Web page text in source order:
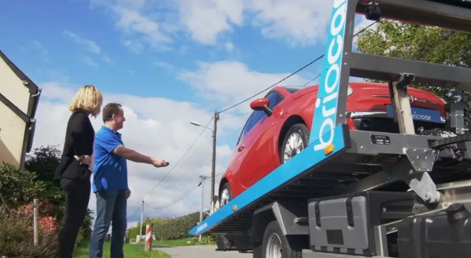
Agence de Rennes
2 rue Gay Lussac Agence Briocar
35170 - Bruz
Agence de Nantes
12 rue James Joule Agence Briocar
44400 - Rezé
Agence de Angers
4 Rue Amede Gordini Agence Briocar
49070 - Beaucouzé
Point relais de Lille
Avenue Marc Lefrancq - ZI de Lieu Saint-Amand
Point-relais Briocar
59111 - Bouchain